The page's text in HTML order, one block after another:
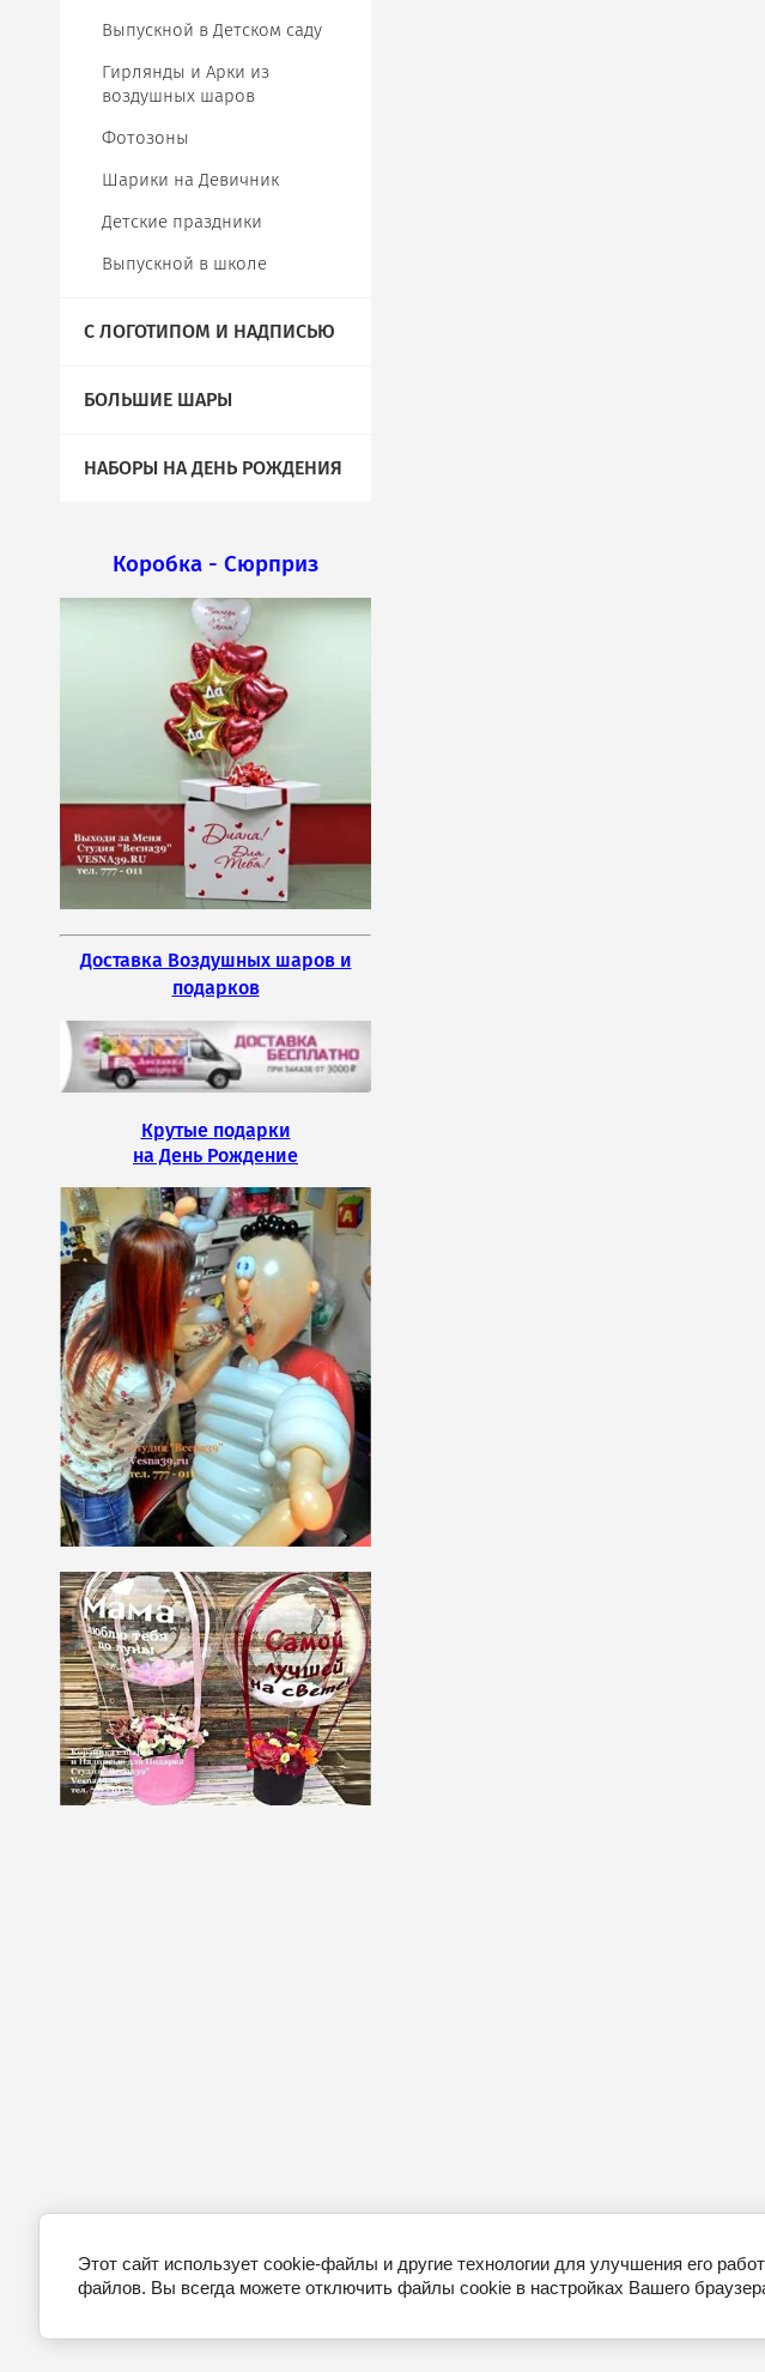
Выпускной в Детском саду
Гирлянды и Арки из
воздушных шаров
Фотозоны
Шарики на Девичник
Детские праздники
Выпускной в школе
С ЛОГОТИПОМ И НАДПИСЬЮ
БОЛЬШИЕ ШАРЫ
НАБОРЫ НА ДЕНЬ РОЖДЕНИЯ
Коробка - Сюрприз
Доставка Воздушных шаров и
подарков
Крутые подарки
на День Рождение
Этот сайт использует cookie-файлы и другие технологии для улучшения его
файлов. Вы всегда можете отключить файлы cookie в настройках Вашего